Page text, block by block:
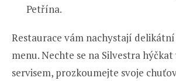
Petřína.
Restaurace vám nachystají
menu. Nechte se na Silvestra
servisem, prozkoumejte svoje